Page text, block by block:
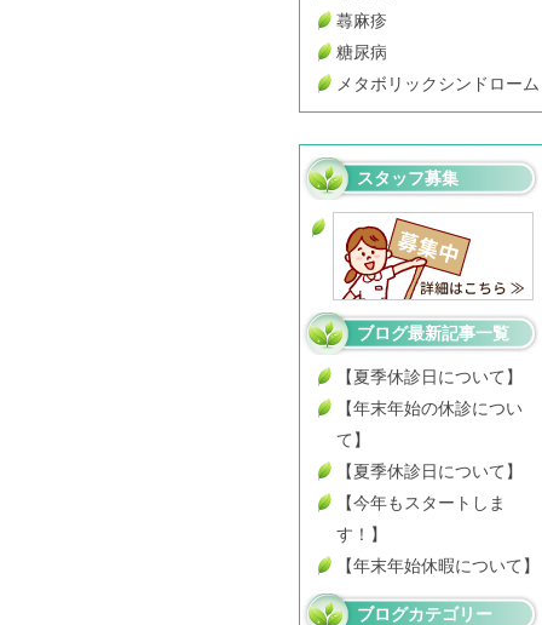
蕁麻疹
糖尿病
メタボリックシンドローム
スタッフ募集
ブログ最新記事一覧
【夏季休診日について】
【年末年始の休診につい
て】
【夏季休診日について】
【今年もスタートしま
す！】
【年末年始休暇について】
ブログカテゴリー